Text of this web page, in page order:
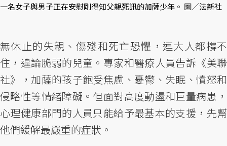
一名女子與男子正在安慰剛得知父親死訊的加薩少年。 圖／法新社
無休止的失親、傷殘和死亡恐懼，連大人都撐不
住，遑論脆弱的兒童。專家和醫療人員告訴《美聯
社》，加薩的孩子飽受焦慮、憂鬱、失眠、憤怒和
侵略性等情緒障礙。但面對高度動盪和巨量病患，
心理健康部門的人員只能給予最基本的支援，先幫
他們緩解最嚴重的症狀。